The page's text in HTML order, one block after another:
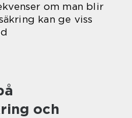
om man blir
kan ge viss
och